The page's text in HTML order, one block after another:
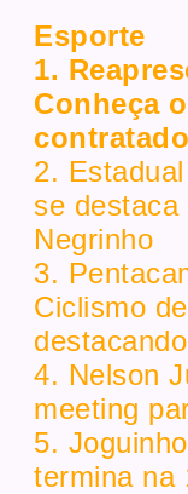
Esporte
1.
Conheça
2.
se destaca
Negrinho
3.
Ciclismo
destacando
4. Nelson
meeting
5.
termina na